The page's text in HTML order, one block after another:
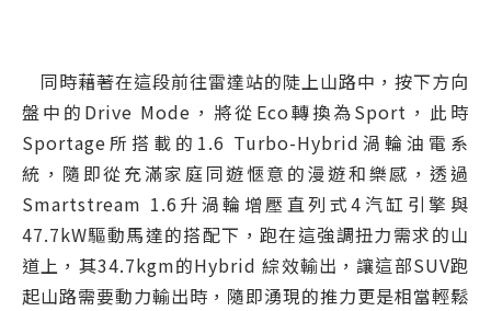
同時藉著在這段前往雷達站的陡上山路中，按下方向
盤中的Drive Mode，將從Eco轉換為Sport，此時
Sportage所搭載的1.6 Turbo-Hybrid渦輪油電系
統，隨即從充滿家庭同遊愜意的漫遊和樂感，透過
Smartstream 1.6升渦輪增壓直列式4汽缸引擎與
47.7kW驅動馬達的搭配下，跑在這強調扭力需求的山
道上，其34.7kgm的Hybrid 綜效輸出，讓這部SUV跑
起山路需要動力輸出時，隨即湧現的推力更是相當輕鬆